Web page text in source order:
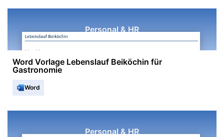
Personal & HR
Word Vorlage Lebenslauf Beiköchin für
Gastronomie
Word
Personal & HR